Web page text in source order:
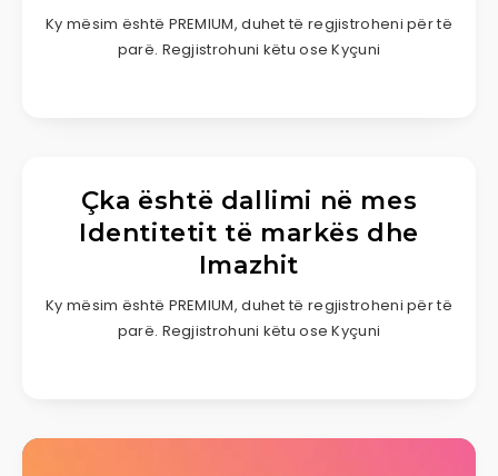
Ky mësim është PREMIUM, duhet të regjistroheni për të
parë. Regjistrohuni këtu ose Kyçuni
Çka është dallimi në mes
Identitetit të markës dhe
Imazhit
Ky mësim është PREMIUM, duhet të regjistroheni për të
parë. Regjistrohuni këtu ose Kyçuni